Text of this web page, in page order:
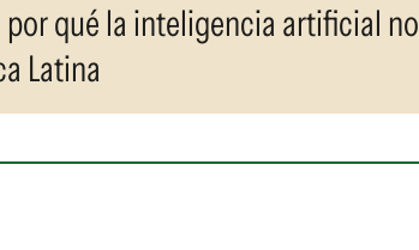
por qué la inteligencia artificial no
Latina